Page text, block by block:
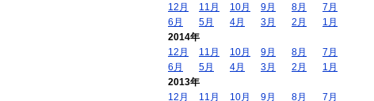
12月
11月 10月 9月 8月
7月
6月
5月 4月 3月 2月
1月
2014年
12月
11月 10月 9月 8月
7月
6月
5月 4月 3月 2月
1月
2013年
12月
11月 10月 9月 8月 7月